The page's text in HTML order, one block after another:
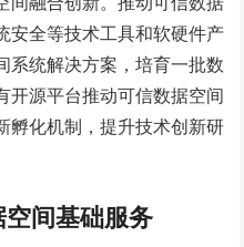
安全等技术工具和软硬件产
系统解决方案，培育一批数
开源平台推动可信数据空间
孵化机制，提升技术创新研
空间基础服务